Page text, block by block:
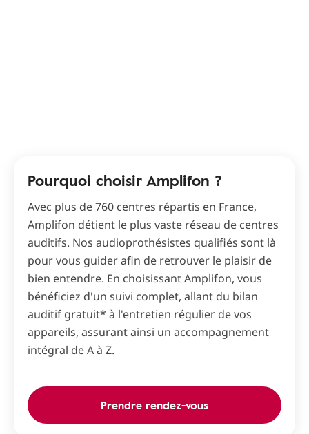
Pourquoi choisir Amplifon ?
Avec plus de 760 centres répartis en France,
Amplifon détient le plus vaste réseau de centres
auditifs. Nos audioprothésistes qualifiés sont là
pour vous guider afin de retrouver le plaisir de
bien entendre. En choisissant Amplifon, vous
bénéficiez d'un suivi complet, allant du bilan
auditif gratuit* à l'entretien régulier de vos
appareils, assurant ainsi un accompagnement
intégral de A à Z.
Prendre rendez-vous